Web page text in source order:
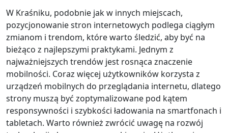
W Kraśniku, podobnie jak w innych miejscach,
pozycjonowanie stron internetowych podlega ciągłym
zmianom i trendom, które warto śledzić, aby być na
bieżąco z najlepszymi praktykami. Jednym z
najważniejszych trendów jest rosnąca znaczenie
mobilności. Coraz więcej użytkowników korzysta z
urządzeń mobilnych do przeglądania internetu, dlatego
strony muszą być zoptymalizowane pod kątem
responsywności i szybkości ładowania na smartfonach i
tabletach. Warto również zwrócić uwagę na rozwój